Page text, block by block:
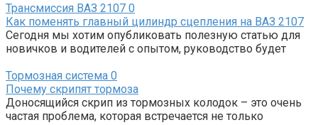
Трансмиссия ВАЗ 2107 0
Как поменять главный цилиндр сцепления на ВАЗ 2107
Сегодня мы хотим опубликовать полезную статью для
новичков и водителей с опытом, руководство будет
Тормозная система 0
Почему скрипят тормоза
Доносящийся скрип из тормозных колодок – это очень
частая проблема, которая встречается не только